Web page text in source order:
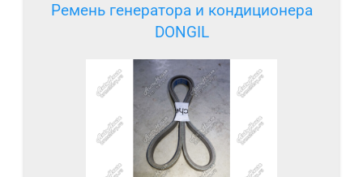
Ремень генератора и кондиционера
DONGIL